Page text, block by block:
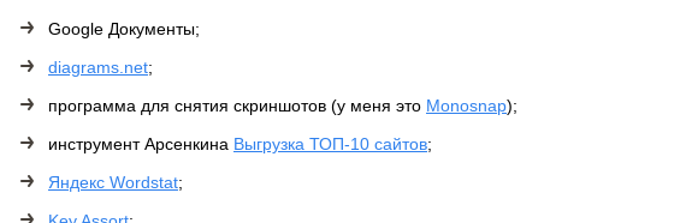
Google Документы;
diagrams.net;
программа для снятия скриншотов (у меня это Monosnap);
инструмент Арсенкина Выгрузка ТОП-10 сайтов;
Яндекс Wordstat;